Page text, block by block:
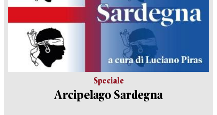
Speciale
Arcipelago Sardegna